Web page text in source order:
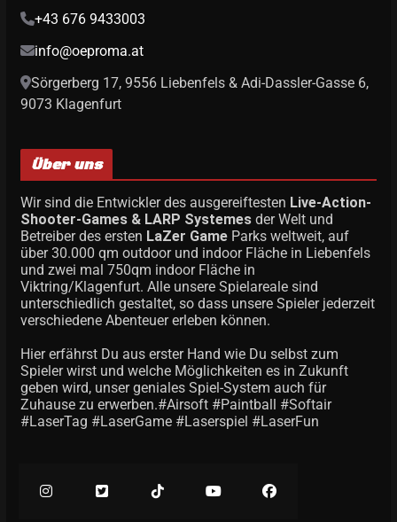
+43 676 9433003
info@oeproma.at
Sörgerberg 17, 9556 Liebenfels & Adi-Dassler-Gasse 6,
9073 Klagenfurt
Über uns
Wir sind die Entwickler des ausgereiftesten Live-Action-
Shooter-Games & LARP Systemesder Welt und
Betreiber des ersten LaZer GameParks weltweit, auf
über 30.000 qm outdoor und indoor Fläche in Liebenfels
und zwei mal 750qm indoor Fläche in
Viktring/Klagenfurt. Alle unsere Spielareale sind
unterschiedlich gestaltet, so dass unsere Spieler jederzeit
verschiedene Abenteuer erleben können.
Hier erfährst Du aus erster Hand wie Du selbst zum
Spieler wirst und welche Möglichkeiten es in Zukunft
geben wird, unser geniales Spiel-System auch für
Zuhause zu erwerben.#Airsoft #Paintball #Softair
#LaserTag #LaserGame #Laserspiel #LaserFun